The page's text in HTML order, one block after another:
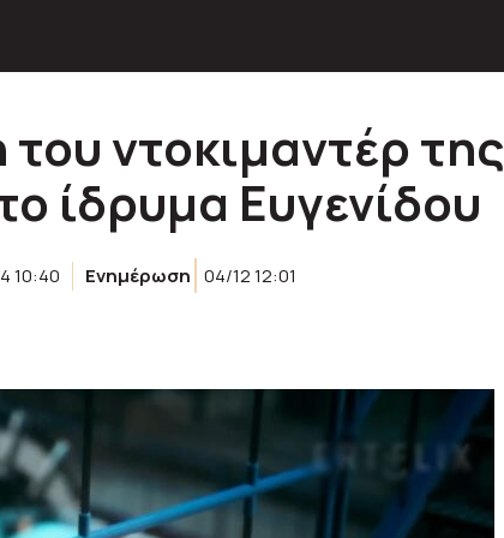
ντοκιμαντέρ της
ίδρυμα Ευγενίδου
10:40 Ενημέρωση 04/12 12:01